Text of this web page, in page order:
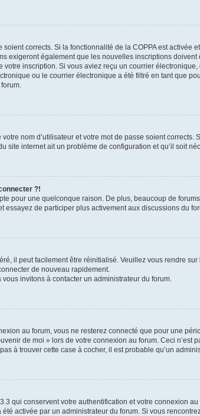
corrects. Si la fonctionnalité de la COPPA est activée
exigeront également que les nouvelles inscriptions
inscription. Si vous aviez reçu un courrier
ou le courrier électronique a été filtré en tant que
nom d’utilisateur et votre mot de passe soient
internet ait un problème de configuration et qu’il soit
?!
pour une quelconque raison. De plus, beaucoup de
de participer plus activement aux discussions du
il peut facilement être réinitialisé. Veuillez vous rendre
de nouveau rapidement.
invitons à contacter un administrateur du forum.
au forum, vous ne resterez connecté que pour une
de moi » lors de votre connexion au forum. Ceci
à trouver cette case à cocher, il est probable qu’un
qui conservent votre authentification et votre connexion
activée par un administrateur du forum. Si vous